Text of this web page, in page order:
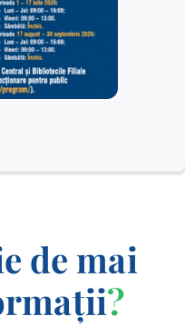
Meteorologie (American
Meteorological Society
– AMS)
30/04/2025
de mai
?